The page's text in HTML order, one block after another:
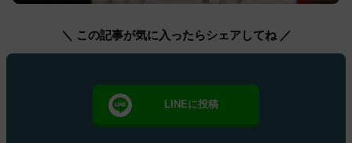
＼ この記事が気に入ったらシェアしてね ／
LINEに投稿